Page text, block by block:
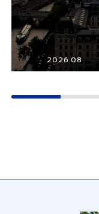
2026.08